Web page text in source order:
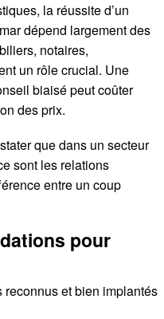
la réussite d’un
dépend largement des
notaires,
un rôle crucial. Une
biaisé peut coûter
des prix.
que dans un secteur
sont les relations
entre un coup
pour
et bien implantés